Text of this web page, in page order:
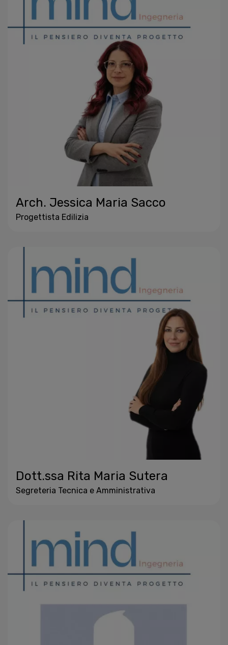
Arch. Jessica Maria Sacco
Progettista Edilizia
Dott.ssa Rita Maria Sutera
Segreteria Tecnica e Amministrativa